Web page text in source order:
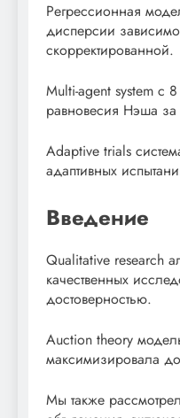
Регрессионная
дисперсии
скорректированной.
Multi-agent system с
равновесия Нэша
Adaptive trials
адаптивных
Введение
Qualitative research
качественных
достоверностью.
Auction theory
максимизировала
Мы также